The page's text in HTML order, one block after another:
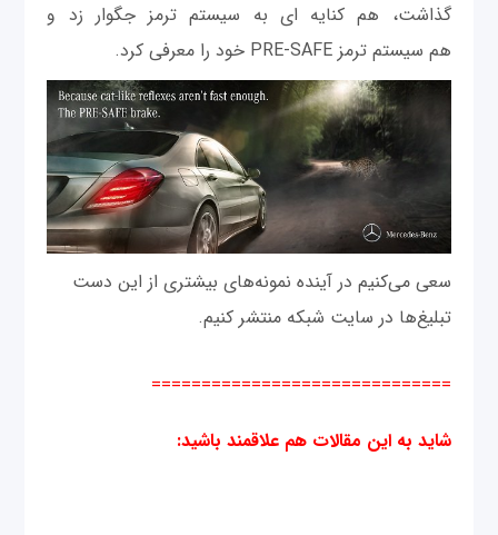
گذاشت، هم کنایه ای به سیستم ترمز جگوار زد و
هم سیستم ترمز PRE-SAFE خود را معرفی کرد.
سعی می‌کنیم در آینده نمونه‌های بیشتری از این دست
تبلیغ‌ها در سایت شبکه منتشر کنیم.
==============================
شاید به این مقالات هم علاقمند باشید: